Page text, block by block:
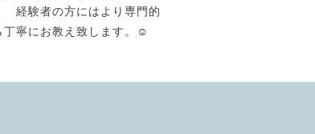
経験者の方にはより専門的
丁寧にお教え致します。☺️